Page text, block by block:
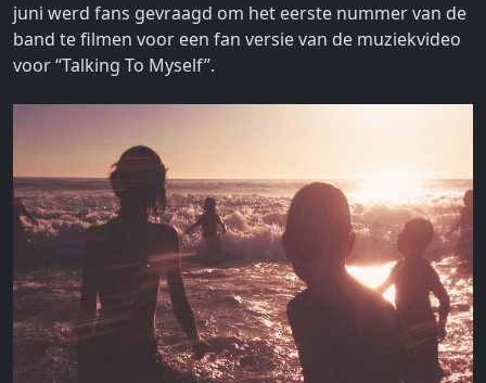
juni werd fans gevraagd om het eerste nummer van de
band te filmen voor een fan versie van de muziekvideo
voor “Talking To Myself”.